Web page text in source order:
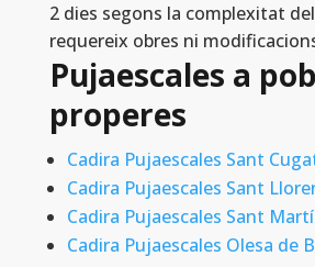
2 dies segons la complexitat
requereix obres ni
Pujaescales a
properes
Cadira Pujaescales Sant
Cadira Pujaescales Sant
Cadira Pujaescales Sant
Cadira Pujaescales Olesa de